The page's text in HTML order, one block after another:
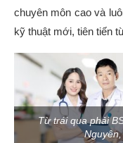
chuyên môn cao và
kỹ thuật mới, tiên tiến
Từ trái qua phải